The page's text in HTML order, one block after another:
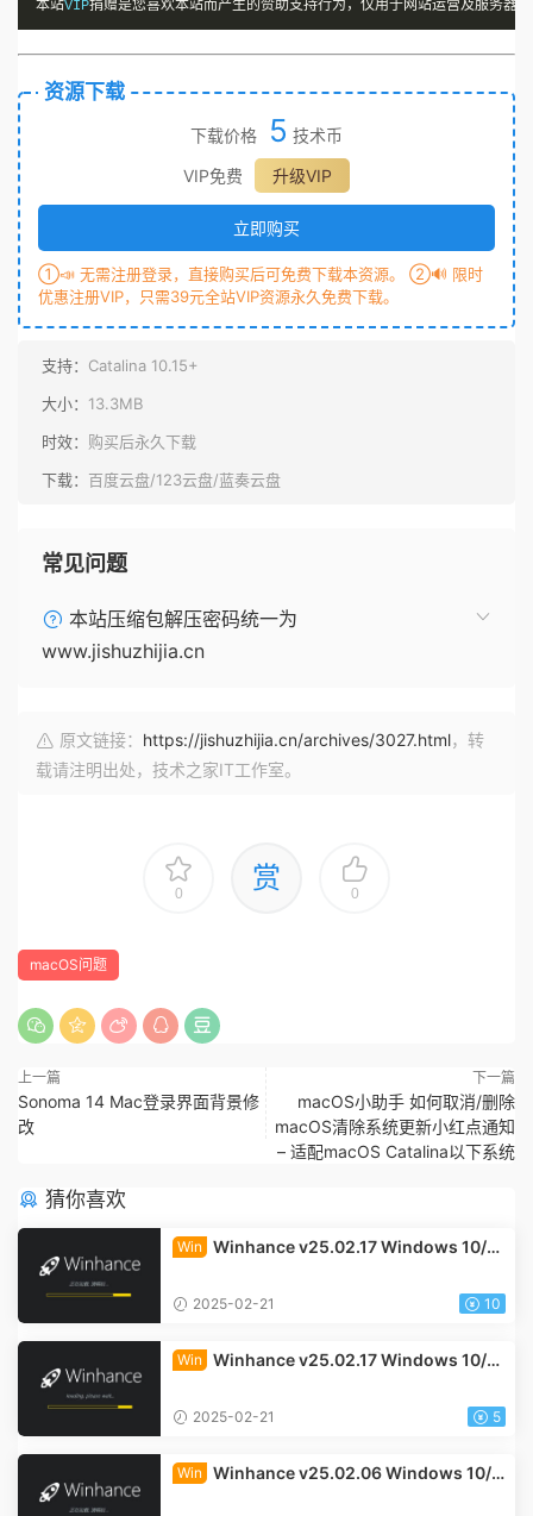
本站VIP捐赠是您喜欢本站而产生的赞助支持行为，仅用于网站运营及服务器
资源下载
下载价格 5 技术币
VIP免费
升级VIP
立即购买
①📣 无需注册登录，直接购买后可免费下载本资源。 ②🔊 限时
优惠注册VIP，只需39元全站VIP资源永久免费下载。
支持： Catalina 10.15+
大小： 13.3MB
时效： 购买后永久下载
下载： 百度云盘/123云盘/蓝奏云盘
常见问题
本站压缩包解压密码统一为
www.jishuzhijia.cn
原文链接： https://jishuzhijia.cn/archives/3027.html，转
载请注明出处，技术之家IT工作室。
0 赏 0
macOS问题
上一篇
Sonoma 14 Mac登录界面背景修
改
下一篇
macOS小助手 如何取消/删除
macOS清除系统更新小红点通知
– 适配macOS Catalina以下系统
猜你喜欢
Win
Winhance v25.02.17 Windows 10/11
2025-02-21 10
Win
Winhance v25.02.17 Windows 10/11
2025-02-21 5
Win
Winhance v25.02.06 Windows 10/1